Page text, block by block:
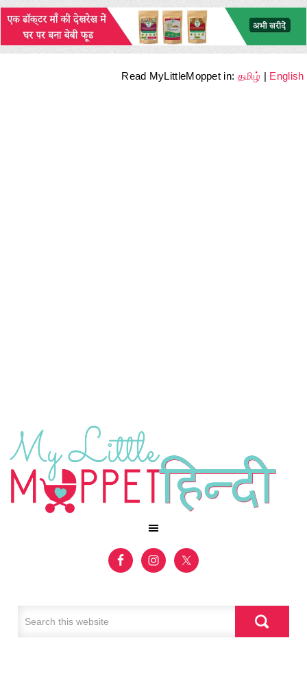
Read MyLittleMoppet in: தமிழ் | English